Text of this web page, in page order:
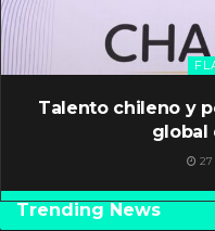
Talento chileno y
global
27
Trending News